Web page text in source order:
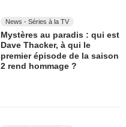
News - Séries à la TV
Mystères au paradis : qui est
Dave Thacker, à qui le
premier épisode de la saison
2 rend hommage ?